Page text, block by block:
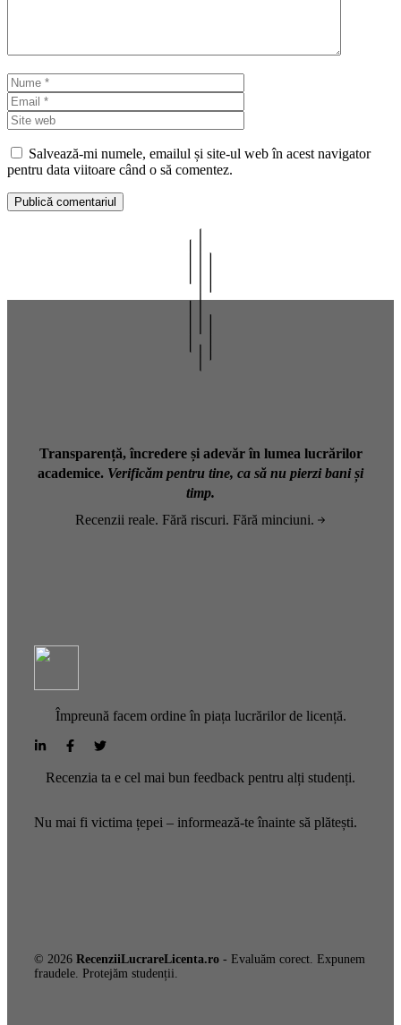
Nume
web
Salvează-mi numele, emailul și site-ul web în acest navigator
pentru data viitoare când o să comentez.
Transparență, încredere și adevăr în lumea lucrărilor
academice. Verificăm pentru tine, ca să nu pierzi bani și
timp.
Recenzii reale. Fără riscuri. Fără minciuni.
Împreună facem ordine în piața lucrărilor de licență.
Recenzia ta e cel mai bun feedback pentru alți studenți.
Nu mai fi victima țepei – informează-te înainte să plătești.
© 2026 RecenziiLucrareLicenta.ro - Evaluăm corect. Expunem
fraudele. Protejăm studenții.